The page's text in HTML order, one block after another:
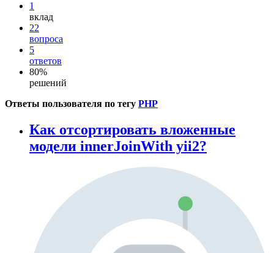
1
вклад
22
вопроса
5
ответов
80%
решений
Ответы пользователя по тегу PHP
Как отсортировать вложенные
модели innerJoinWith yii2?